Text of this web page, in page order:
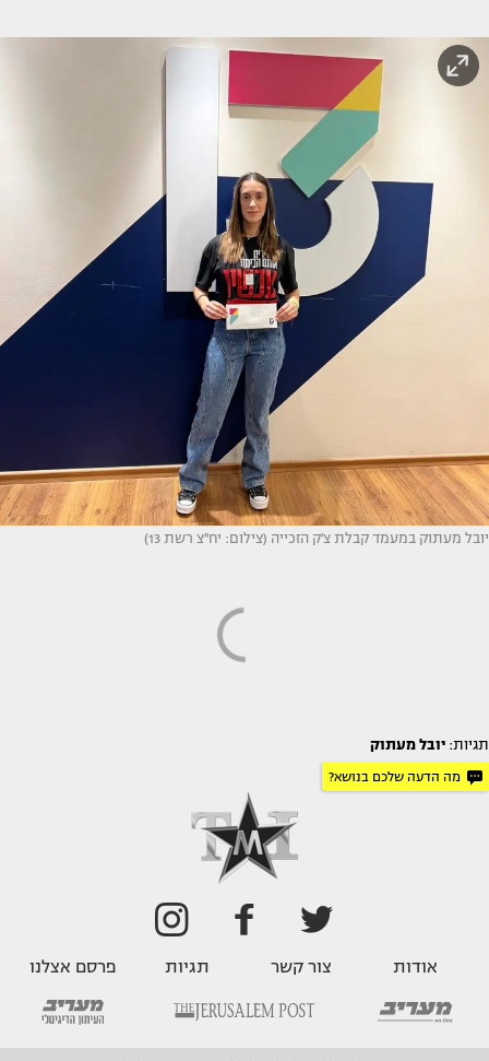
יובל מעתוק במעמד קבלת צ'ק הזכייה (צילום: יח''צ רשת 13)
תגיות: יובל מעתוק
מה הדעה שלכם בנושא?
אודות צור קשר תגיות פרסם אצלנו